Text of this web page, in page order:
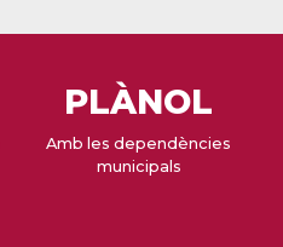
PLÀNOL
Amb les dependències
municipals